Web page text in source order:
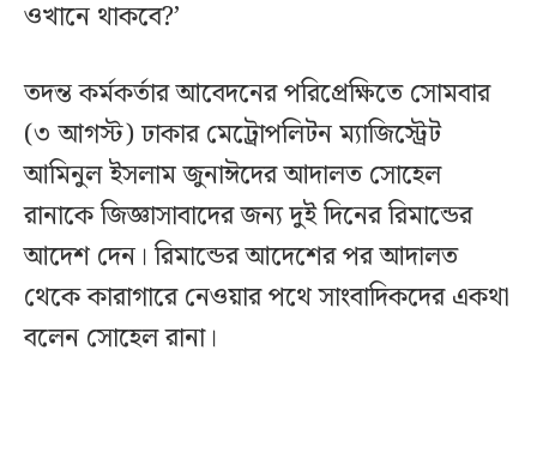
ওখানে থাকবে?’
তদন্ত কর্মকর্তার আবেদনের পরিপ্রেক্ষিতে সোমবার
(৩ আগস্ট) ঢাকার মেট্রোপলিটন ম্যাজিস্ট্রেট
আমিনুল ইসলাম জুনাঈদের আদালত সোহেল
রানাকে জিজ্ঞাসাবাদের জন্য দুই দিনের রিমান্ডের
আদেশ দেন। রিমান্ডের আদেশের পর আদালত
থেকে কারাগারে নেওয়ার পথে সাংবাদিকদের একথা
বলেন সোহেল রানা।